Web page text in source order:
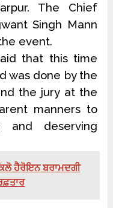
The Chief
Singh Mann
event.
that this time
was done by the
the jury at the
manners to
and deserving
ਹੈਰੋਇਨ ਬਰਾਮਦਗੀ